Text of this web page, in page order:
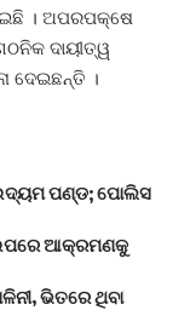
। ଅପରପକ୍ଷେ
ଦାୟୀତ୍ୱ
ଦେଇଛନ୍ତି ।
ପଣ୍ଡ; ପୋଲିସ
ଆକ୍ରମଣକୁ
ଭିତରେ ଥିବା